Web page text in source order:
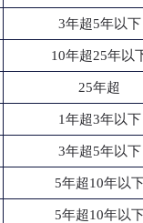
3年超5年以下
10年超25年以
25年超
1年超3年以下
3年超5年以下
5年超10年以
5年超10年以